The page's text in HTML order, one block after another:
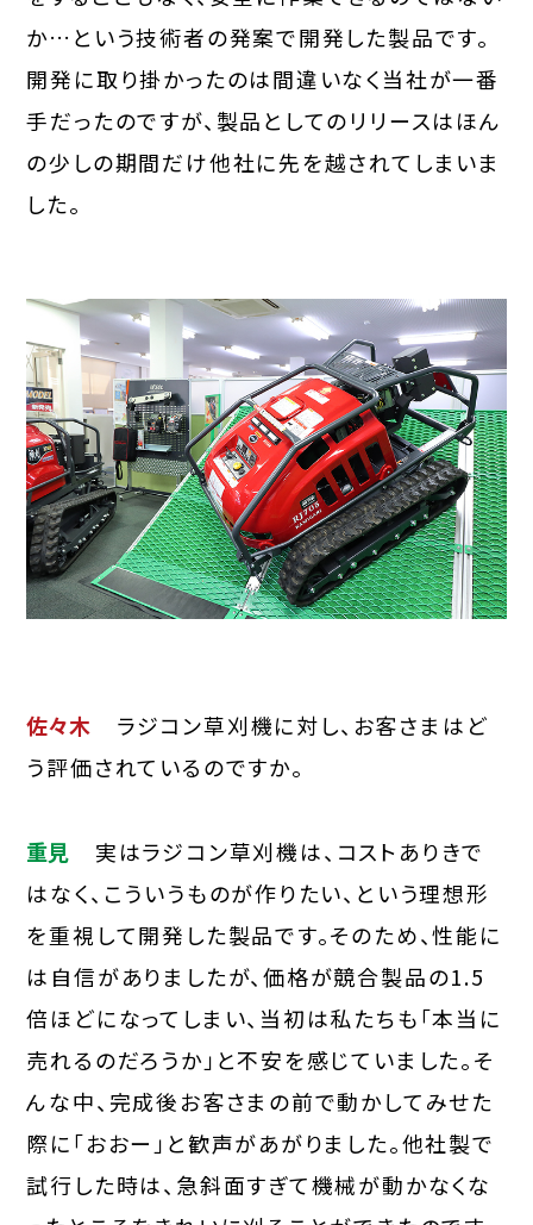
か…という技術者の発案で開発した製品です。
開発に取り掛かったのは間違いなく当社が一番
手だったのですが、製品としてのリリースはほん
の少しの期間だけ他社に先を越されてしまいま
した。
佐々木
ラジコン草刈機に対し、お客さまはど
う評価されているのですか。
重見
実はラジコン草刈機は、コストありきで
はなく、こういうものが作りたい、という理想形
を重視して開発した製品です。そのため、性能に
は自信がありましたが、価格が競合製品の1.5
倍ほどになってしまい、当初は私たちも「本当に
売れるのだろうか」と不安を感じていました。そ
んな中、完成後お客さまの前で動かしてみせた
際に「おおー」と歓声があがりました。他社製で
試行した時は、急斜面すぎて機械が動かなくな